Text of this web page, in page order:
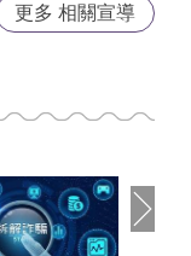
更多 相關宣導